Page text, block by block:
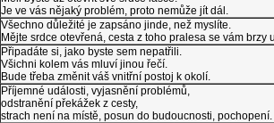
Je ve vás nějaký problém, proto nemůže jít dál.
Všechno důležité je zapsáno jinde, než myslíte.
Mějte srdce otevřená, cesta z toho pralesa se vám brzy
Připadáte si, jako byste sem nepatřili.
Všichni kolem vás mluví jinou řečí.
Bude třeba změnit váš vnitřní postoj k okolí.
Příjemné události, vyjasnění problémů,
odstranění překážek z cesty,
strach není na místě, posun do budoucnosti, pochopení.